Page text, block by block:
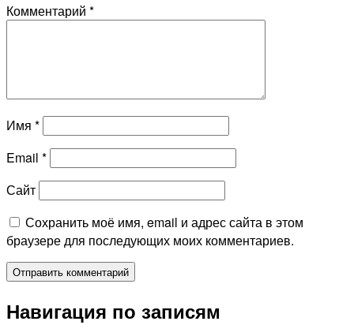
Комментарий *
Имя *
Email *
Сайт
Сохранить моё имя, email и адрес сайта в этом
браузере для последующих моих комментариев.
Навигация по записям